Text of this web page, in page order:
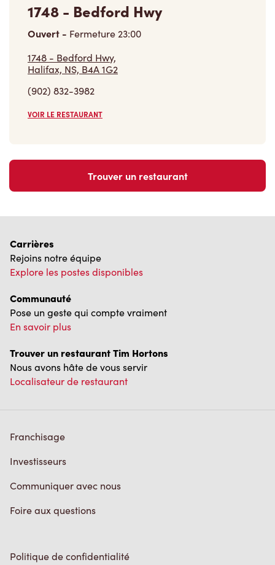
1748 - Bedford Hwy
Ouvert - Fermeture23:00
1748 - Bedford Hwy,
Halifax, NS, B4A 1G2
(902) 832-3982
VOIR LE RESTAURANT
Trouver un restaurant
Carrières
Rejoins notre équipe
Explore les postes disponibles
Communauté
Pose un geste qui compte vraiment
En savoir plus
Trouver un restaurant Tim Hortons
Nous avons hâte de vous servir
Localisateur de restaurant
Franchisage
Investisseurs
Communiquer avec nous
Foire aux questions
Politique de confidentialité